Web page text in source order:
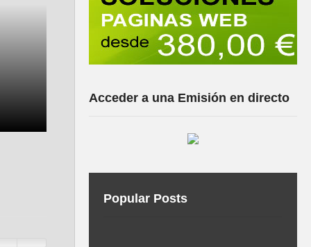
Acceder a una Emisión en directo
Popular Posts